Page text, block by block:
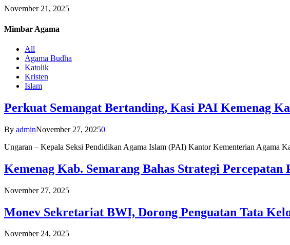
November 21, 2025
Mimbar Agama
All
Agama Budha
Katolik
Kristen
Islam
Perkuat Semangat Bertanding, Kasi PAI Kemenag
By adminNovember 27, 20250
Ungaran – Kepala Seksi Pendidikan Agama Islam (PAI) Kantor Kementerian Agama
Kemenag Kab. Semarang Bahas Strategi
November 27, 2025
Monev Sekretariat BWI, Dorong Penguatan Tata
November 24, 2025